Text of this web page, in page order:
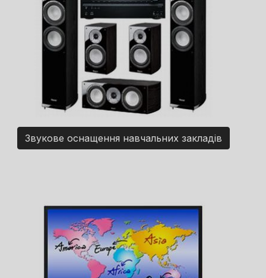
Звукове оснащення навчальних закладів